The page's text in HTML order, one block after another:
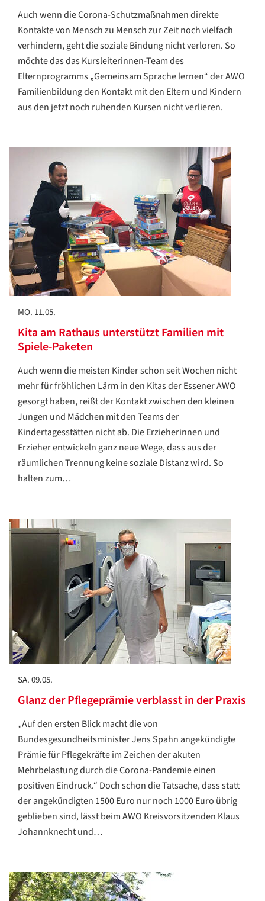
Auch wenn die Corona-Schutzmaßnahmen direkte
Kontakte von Mensch zu Mensch zur Zeit noch vielfach
verhindern, geht die soziale Bindung nicht verloren. So
möchte das das Kursleiterinnen-Team des
Elternprogramms „Gemeinsam Sprache lernen“ der AWO
Familienbildung den Kontakt mit den Eltern und Kindern
aus den jetzt noch ruhenden Kursen nicht verlieren.
MO. 11.05.
Kita am Rathaus unterstützt Familien mit
Spiele-Paketen
Auch wenn die meisten Kinder schon seit Wochen nicht
mehr für fröhlichen Lärm in den Kitas der Essener AWO
gesorgt haben, reißt der Kontakt zwischen den kleinen
Jungen und Mädchen mit den Teams der
Kindertagesstätten nicht ab. Die Erzieherinnen und
Erzieher entwickeln ganz neue Wege, dass aus der
räumlichen Trennung keine soziale Distanz wird. So
halten zum…
SA. 09.05.
Glanz der Pflegeprämie verblasst in der Praxis
„Auf den ersten Blick macht die von
Bundesgesundheitsminister Jens Spahn angekündigte
Prämie für Pflegekräfte im Zeichen der akuten
Mehrbelastung durch die Corona-Pandemie einen
positiven Eindruck.“ Doch schon die Tatsache, dass statt
der angekündigten 1500 Euro nur noch 1000 Euro übrig
geblieben sind, lässt beim AWO Kreisvorsitzenden Klaus
Johannknecht und…